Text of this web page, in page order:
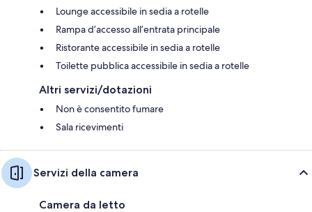
Lounge accessibile in sedia a rotelle
Rampa d’accesso all’entrata principale
Ristorante accessibile in sedia a rotelle
Toilette pubblica accessibile in sedia a rotelle
Altri servizi/dotazioni
Non è consentito fumare
Sala ricevimenti
Servizi della camera
Camera da letto